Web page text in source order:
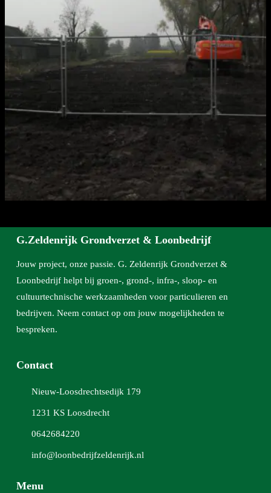
G.Zeldenrijk Grondverzet & Loonbedrijf
Jouw project, onze passie. G. Zeldenrijk Grondverzet &
Loonbedrijf helpt bij groen-, grond-, infra-, sloop- en
cultuurtechnische werkzaamheden voor particulieren en
bedrijven. Neem contact op om jouw mogelijkheden te
bespreken.
Contact
Nieuw-Loosdrechtsedijk 179
1231 KS Loosdrecht
0642684220
info@loonbedrijfzeldenrijk.nl
Menu